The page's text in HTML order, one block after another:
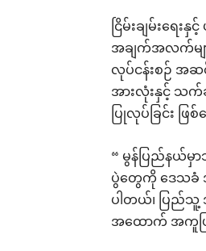
ငြိမ်းချမ်းရေ
အချက်အလက်မျာ
လုပ်ငန်းစဉ် အဆ
အားလုံးနှင့် သက်
ပြုလုပ်ခြင်း ဖ
“ မွန်ပြည်နယ်မှ
ပွဲတွေကို ဒေသခံ
ပါတယ်၊ ပြည်သူ့
အထောက် အကူဖ